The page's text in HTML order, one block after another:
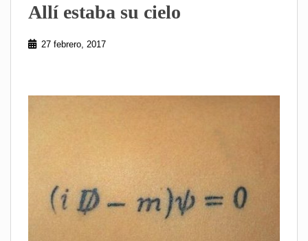
Allí estaba su cielo
27 febrero, 2017